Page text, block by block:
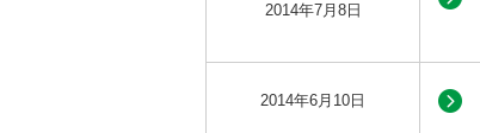
2014年7月8日
2014年6月10日